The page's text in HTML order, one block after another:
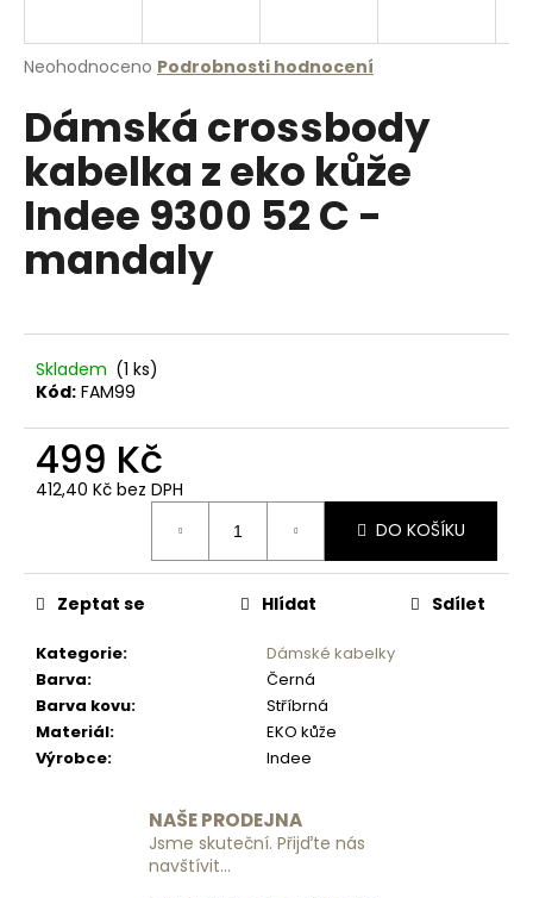
Průměrné
produktu
je
0,0
5
hvězdiček.
Neohodnoceno Podrobnosti hodnocení
Dámská crossbody
kabelka z eko kůže
Indee 9300 52 C -
mandaly
Skladem (1 ks)
Kód: FAM99
499 Kč
412,40 Kč bez DPH
DO KOŠÍKU
Kategorie:
Dámské kabelky
Barva:
Černá
Barva kovu:
Stříbrná
Materiál:
EKO kůže
Výrobce: Indee
Zeptat se Hlídat Sdílet
NAŠE PRODEJNA
Jsme skuteční. Přijďte nás
navštívit...
j
t
?
D
o
p
o
e
m
e
VISAČKA
NA